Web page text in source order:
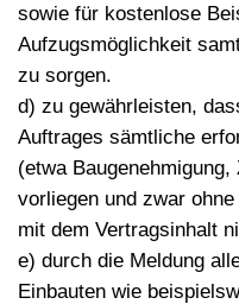
sowie für kostenlose
Aufzugsmöglichkeit
zu sorgen.
d) zu gewährleisten,
Auftrages sämtliche
(etwa
vorliegen und zwar
mit dem Vertragsinhalt
e) durch die Meldung
Einbauten wie